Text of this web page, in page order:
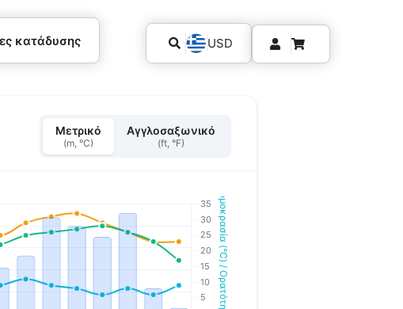
κατάδυσης USD
Μετρικό
(m, °C)
Αγγλοσαξωνικό
(ft, °F)